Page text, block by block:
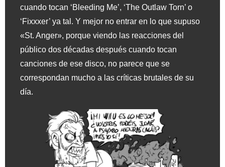
cuando tocan ‘Bleeding Me’, ‘The Outlaw Torn’ o
‘Fixxxer’ ya tal. Y mejor no entrar en lo que supuso
«St. Anger», porque viendo las reacciones del
público dos décadas después cuando tocan
canciones de ese disco, no parece que se
correspondan mucho a las críticas brutales de su
día.